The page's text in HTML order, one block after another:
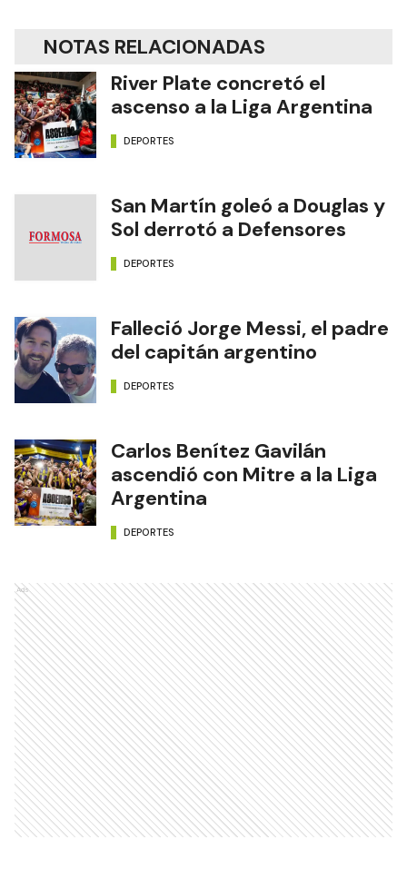
NOTAS RELACIONADAS
River Plate concretó el
ascenso a la Liga Argentina
DEPORTES
San Martín goleó a Douglas y
Sol derrotó a Defensores
DEPORTES
Falleció Jorge Messi, el padre
del capitán argentino
DEPORTES
Carlos Benítez Gavilán
ascendió con Mitre a la Liga
Argentina
DEPORTES
Ads